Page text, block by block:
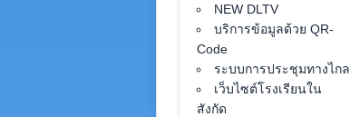
NEW DLTV
บริการข้อมูลด้วย QR-
Code
ระบบการประชุมทางไกล
เว็บไซต์โรงเรียนใน
สังกัด